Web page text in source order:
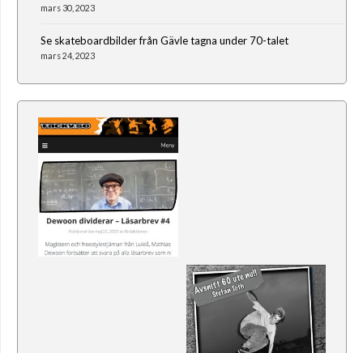
mars 30, 2023
Se skateboardbilder från Gävle tagna under 70-talet
mars 24, 2023